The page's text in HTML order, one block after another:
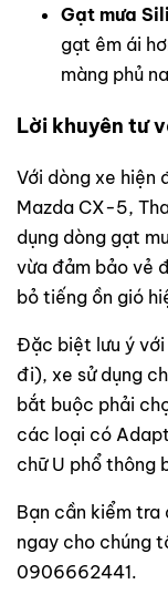
Gạt mưa
gạt êm ái
màng phủ
Lời khuyên tư
Với dòng xe hiện
Mazda CX-5,
dụng dòng gạt
vừa đảm bảo vẻ
bỏ tiếng ồn gió
Đặc biệt lưu ý
đi), xe sử dụng
bắt buộc phải
các loại có
chữ U phổ thông
Bạn cần kiểm tra
ngay cho chúng
0906662441.